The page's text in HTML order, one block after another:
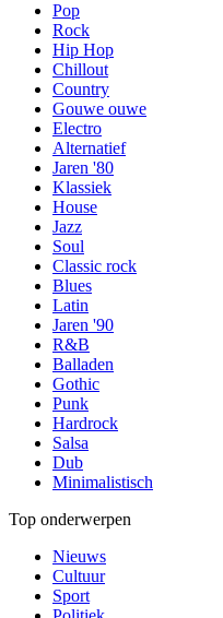
Pop
Rock
Hip Hop
Chillout
Country
Gouwe ouwe
Electro
Alternatief
Jaren '80
Klassiek
House
Jazz
Soul
Classic rock
Blues
Latin
Jaren '90
R&B
Balladen
Gothic
Punk
Hardrock
Salsa
Dub
Minimalistisch
Top onderwerpen
Nieuws
Cultuur
Sport